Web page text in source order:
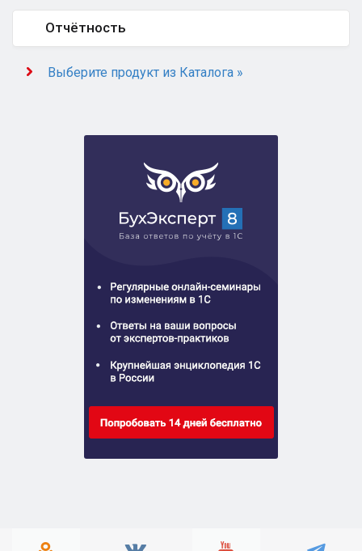
Отчётность
Выберите продукт из Каталога »